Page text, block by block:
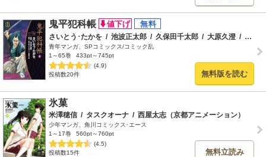
鬼平犯科帳
さいとう･たかを / 池波正太郎 / 久保田千太郎 / 大原久澄 /
青年マンガ、SPコミックス/コミック乱
1～65巻
433pt～745pt
(4.9)
投稿数20件
無料版を読む
氷菓
米澤穂信 / タスクオーナ / 西屋太志（京都アニメーション）
少年マンガ、角川コミックス･エース
1～17巻
560pt～760pt
(4.5)
投稿数15件
無料立読み